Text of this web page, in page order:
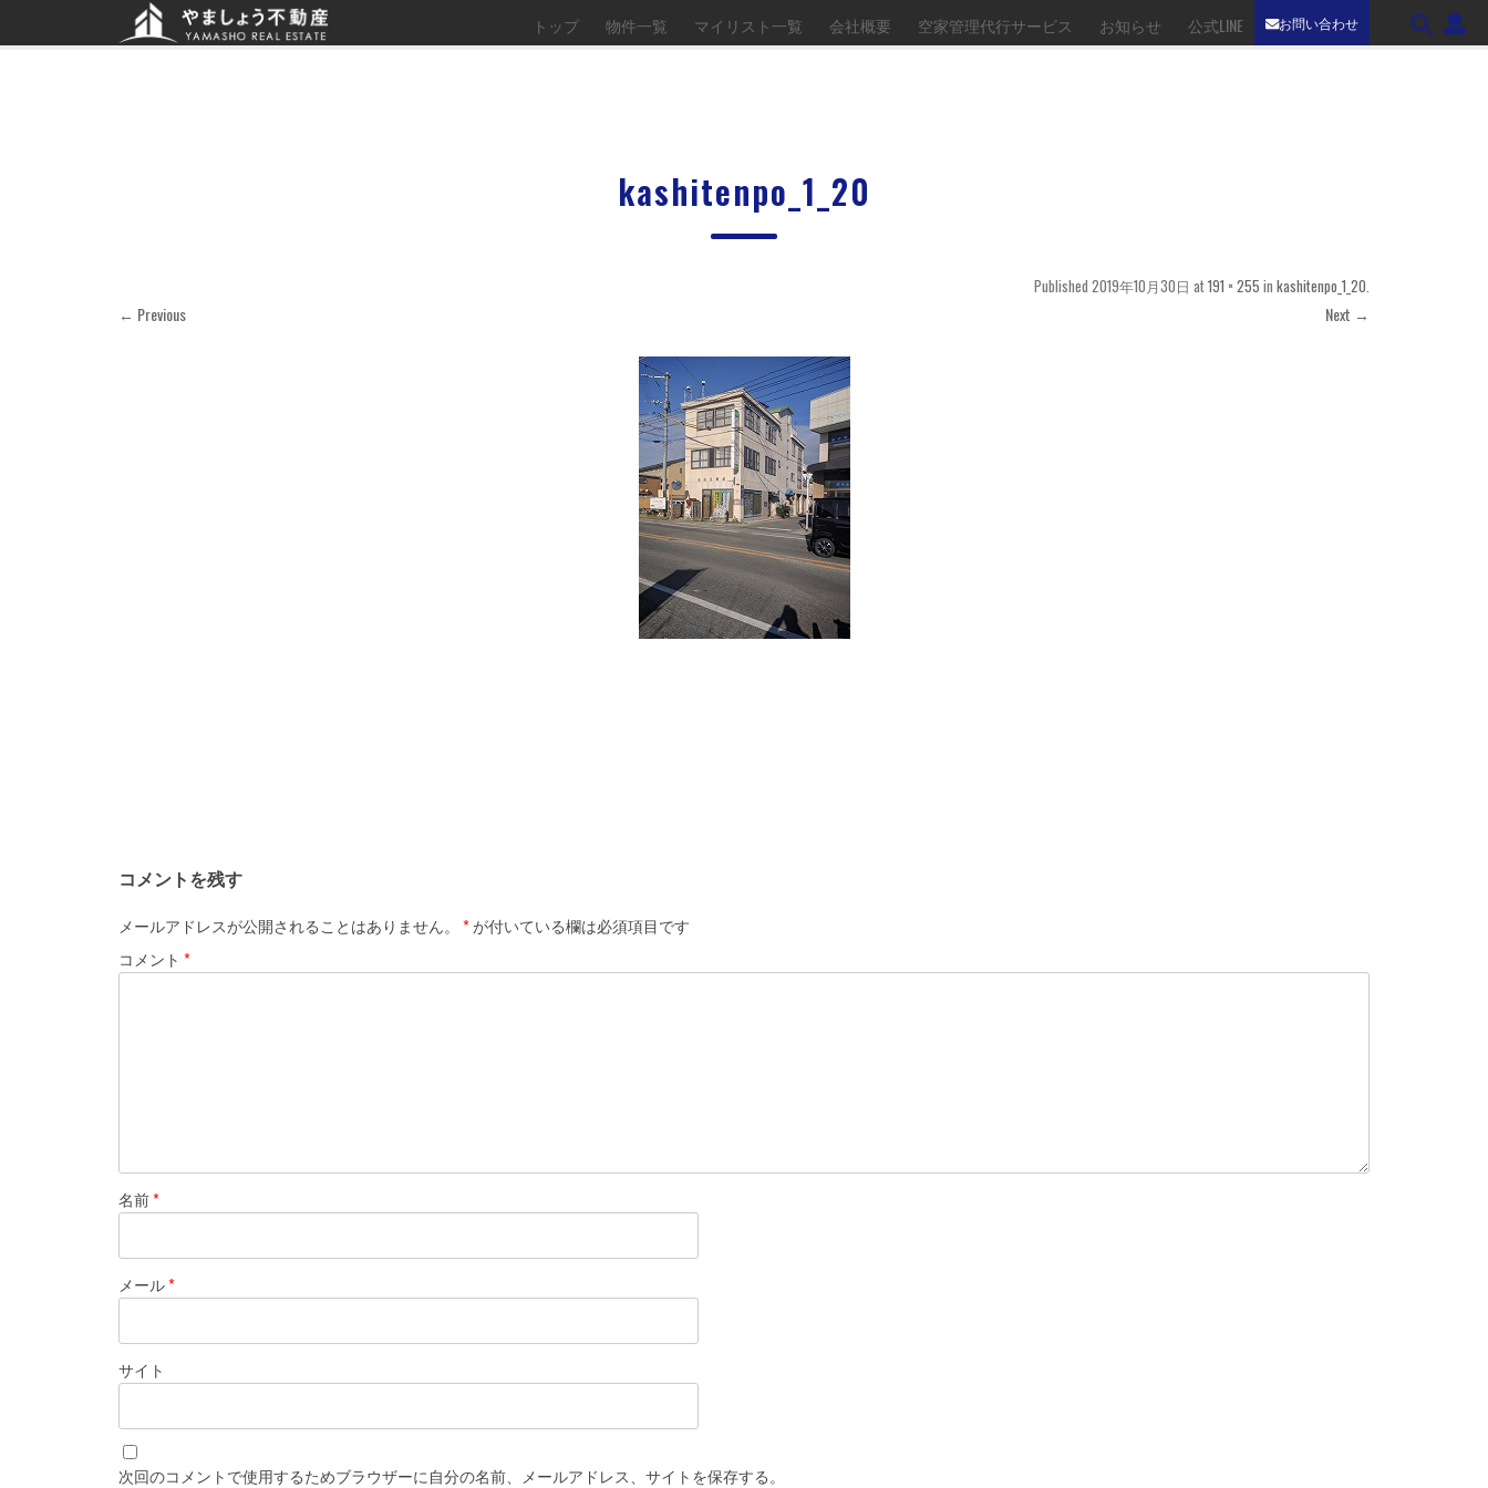
お問い合わせ
トップ 物件一覧 マイリスト一覧 会社概要 空家管理代行サービス お知らせ 公式LINE
kashitenpo_1_20
Published 2019年10月30日 at191 × 255 in kashitenpo_1_20.
← Previous Next →
コメントを残す
メールアドレスが公開されることはありません。 *が付いている欄は必須項目です
コメント *
名前*
メール*
サイト
次回のコメントで使用するためブラウザーに自分の名前、メールアドレス、サイトを保存する。